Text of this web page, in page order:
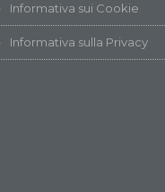
Informativa sui Cookie
Informativa sulla Privacy